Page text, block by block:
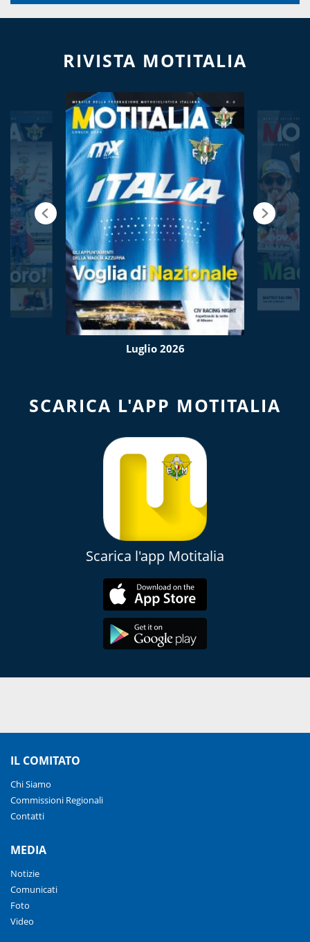
RIVISTA MOTITALIA
Luglio 2026
SCARICA L'APP MOTITALIA
Scarica l'app Motitalia
IL COMITATO
Chi Siamo
Commissioni Regionali
Contatti
MEDIA
Notizie
Comunicati
Foto
Video